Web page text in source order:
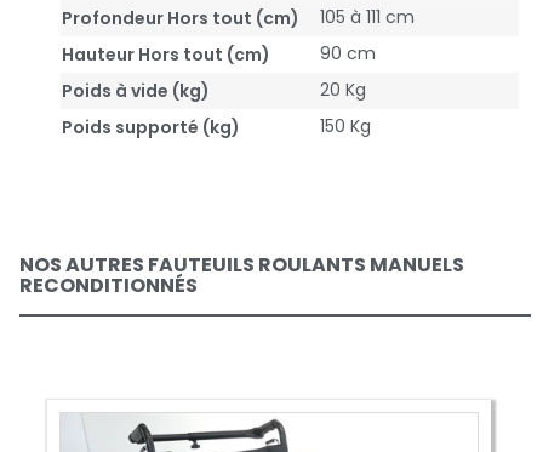
Profondeur Hors tout (cm)
105 à 111 cm
Hauteur Hors tout (cm)
90 cm
Poids à vide (kg)
20 Kg
Poids supporté (kg)
150 Kg
NOS AUTRES FAUTEUILS ROULANTS MANUELS
RECONDITIONNÉS